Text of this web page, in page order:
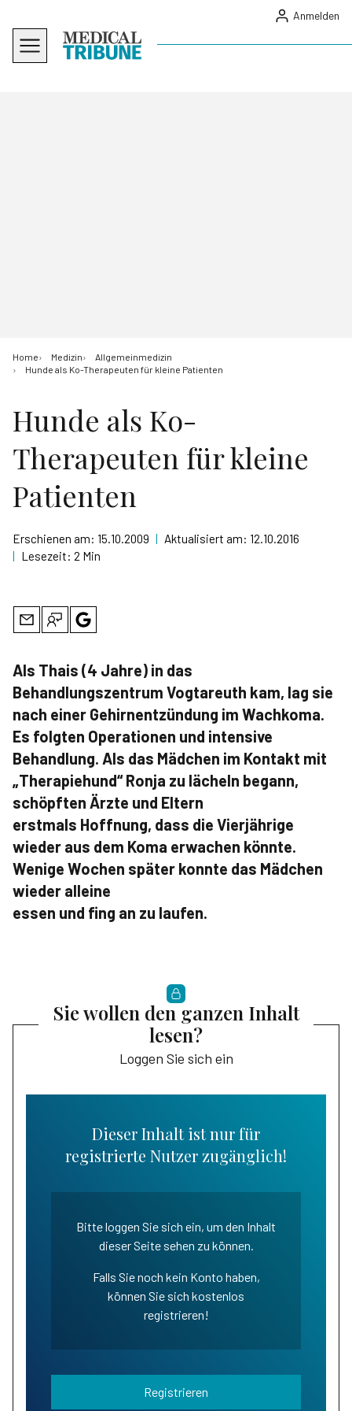
Anmelden
Home Medizin
Allgemeinmedizin
Hunde als Ko-Therapeuten für kleine Patienten
Hunde als Ko-
Therapeuten für kleine
Patienten
Erschienen am: 15.10.2009 | Aktualisiert am: 12.10.2016
| Lesezeit: 2 Min
Als Thais (4 Jahre) in das
Behandlungszentrum Vogtareuth kam, lag sie
nach einer Gehirnentzündung im Wachkoma.
Es folgten Operationen und intensive
Behandlung. Als das Mädchen im Kontakt mit
„Therapiehund“ Ronja zu lächeln begann,
schöpften Ärzte und Eltern
erstmals Hoffnung, dass die Vierjährige
wieder aus dem Koma erwachen könnte.
Wenige Wochen später konnte das Mädchen
wieder alleine
essen und fing an zu laufen.
Sie wollen den ganzen Inhalt
lesen?
Loggen Sie sich ein
Dieser Inhalt ist nur für
registrierte Nutzer zugänglich!
Bitte loggen Sie sich ein, um den Inhalt
dieser Seite sehen zu können.
Falls Sie noch kein Konto haben,
können Sie sich kostenlos
registrieren!
Registrieren